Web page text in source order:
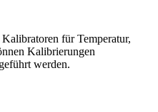
für Temperatur,
Kalibrierungen
werden.